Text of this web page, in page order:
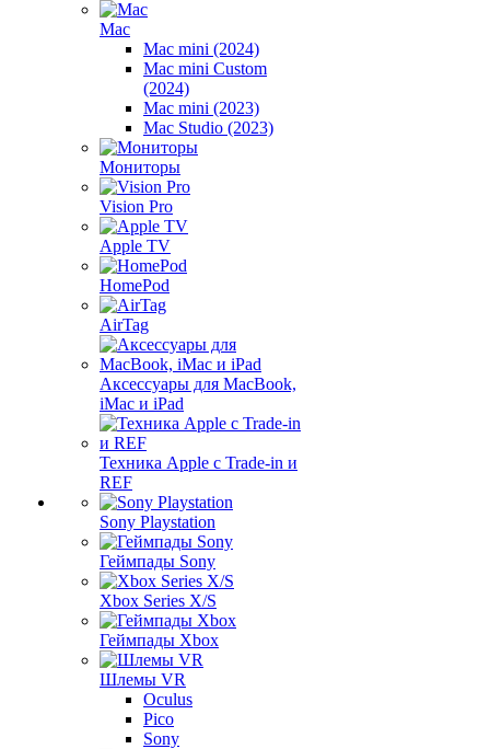
Mac
Mac mini (2024)
Mac mini Custom
(2024)
Mac mini (2023)
Mac Studio (2023)
Мониторы
Vision Pro
Apple TV
HomePod
AirTag
Аксессуары для MacBook,
iMac и iPad
Техника Apple с Trade-in и
REF
Sony Playstation
Геймпады Sony
Xbox Series X/S
Геймпады Xbox
Шлемы VR
Oculus
Pico
Sony